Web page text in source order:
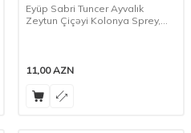
Eyüp Sabri Tuncer Ayvalık
Zeytun Çiçəyi Kolonya Sprey,
11,00AZN